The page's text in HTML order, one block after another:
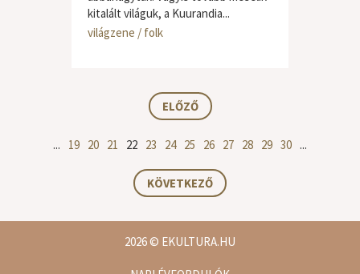
kitalált világuk, a Kuurandia...
világzene / folk
ELŐZŐ
... 19 20 21 22 23 24 25 26 27 28 29 30 ...
KÖVETKEZŐ
2026© EKULTURA.HU